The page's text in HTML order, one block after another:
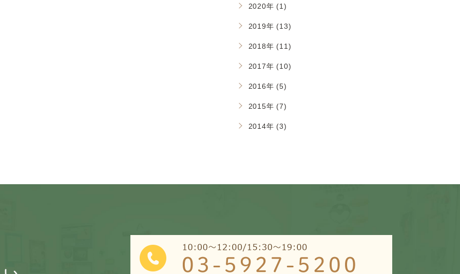
2020年 (1)
2019年 (13)
2018年 (11)
2017年 (10)
2016年 (5)
2015年 (7)
2014年 (3)